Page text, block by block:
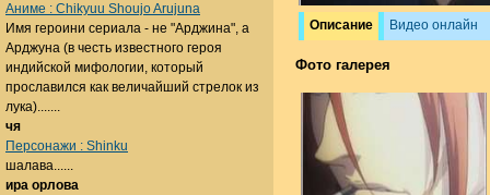
Описание Видео онлайн
Фото галерея
Аниме : Chikyuu Shoujo Arujuna
Имя героини сериала - не "Арджина", а
Арджуна (в честь известного героя
индийской мифологии, который
прославился как величайший стрелок из
лука).......
чя
Персонажи : Shinku
шалава......
ира орлова